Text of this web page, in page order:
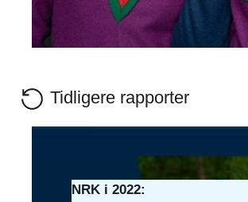
Tidligere rapporter
NRK i 2022: